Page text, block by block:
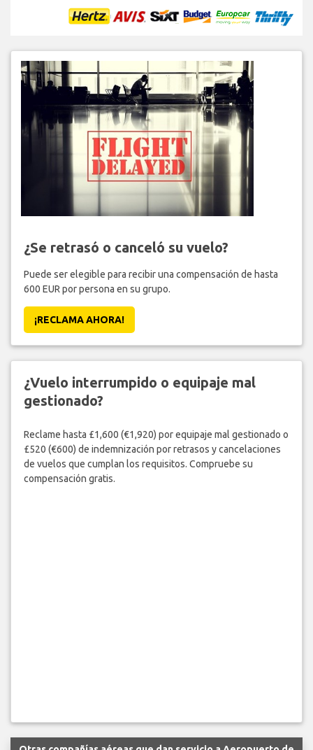
¿Se retrasó o canceló su vuelo?
Puede ser elegible para recibir una compensación de hasta
600 EUR por persona en su grupo.
¡RECLAMA AHORA!
¿Vuelo interrumpido o equipaje mal
gestionado?
Reclame hasta £1,600 (€1,920) por equipaje mal gestionado o
£520 (€600) de indemnización por retrasos y cancelaciones
de vuelos que cumplan los requisitos. Compruebe su
compensación gratis.